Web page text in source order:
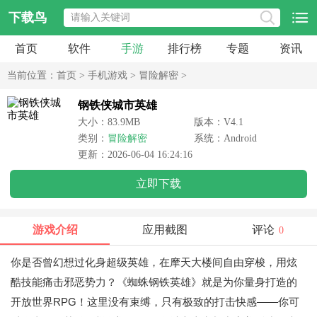
下载鸟
首页 软件 手游 排行榜 专题 资讯
当前位置： 首页 > 手机游戏 > 冒险解密 >
钢铁侠城市英雄
大小：83.9MB
版本：V4.1
类别： 冒险解密
系统：Android
更新：2026-06-04 16:24:16
立即下载
游戏介绍 应用截图 评论 0
你是否曾幻想过化身超级英雄，在摩天大楼间自由穿梭，用炫
酷技能痛击邪恶势力？《蜘蛛钢铁英雄》就是为你量身打造的
开放世界RPG！这里没有束缚，只有极致的打击快感——你可